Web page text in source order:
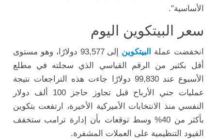
الأساسية".
سعر البيتكوين اليوم
انخفضت عملة البيتكوين
إلى 93,577 دولارًا، وهو مستوى
أقل بكثير من الرقم القياسي الذي سجلته في مطلع
الأسبوع عند 99,830 دولارًا جاءت هذه التراجعات نتيجة
عمليات جني الأرباح قبل تجاوز حاجز 100 ألف دولار
النفسي منذ الانتخابات الأميركية الأخيرة، ارتفعت بتكوين
بأكثر من 40% وسط توقعات بأن إدارة ترامب ستخفف
القيود التنظيمية على العملات المشفرة.